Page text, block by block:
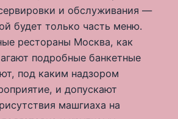
и обслуживания —
будет только часть меню.
рестораны Москва, как
подробные банкетные
под каким надзором
и допускают
машгиаха на